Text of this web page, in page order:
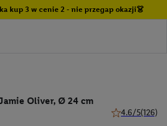
kup 3 w cenie 2 - nie przegap okazji👗
Oliver, Ø 24 cm
4.6/5(126)